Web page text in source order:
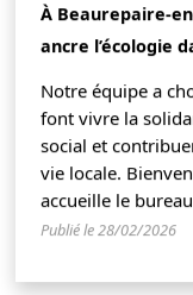
À Beaurepaire-
ancre l’écologie
Notre équipe a
font vivre la
social et
vie locale.
accueille le
Publié le 28/02/2026